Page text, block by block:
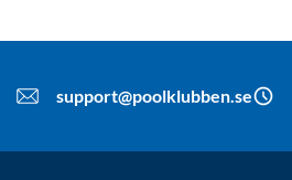
support@poolklubben.se